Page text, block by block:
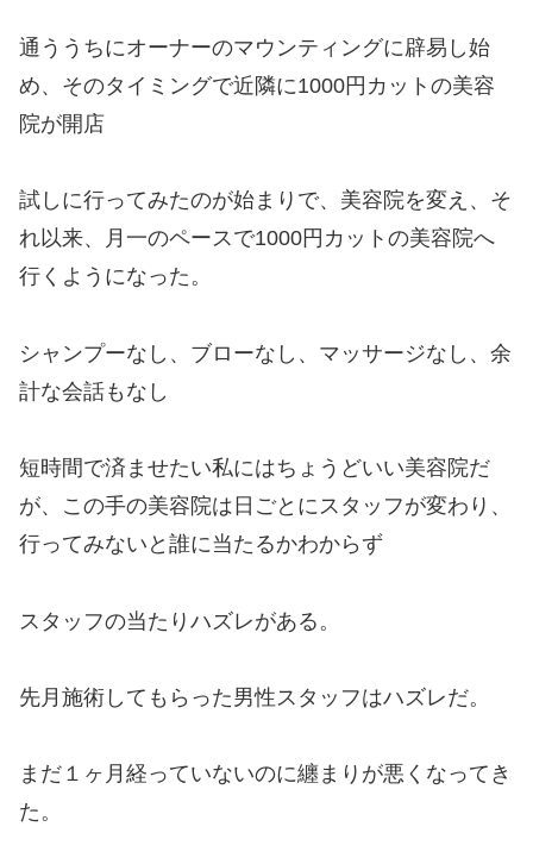
通ううちにオーナーのマウンティングに辟易し始
め、そのタイミングで近隣に1000円カットの美容
院が開店
試しに行ってみたのが始まりで、美容院を変え、そ
れ以来、月一のペースで1000円カットの美容院へ
行くようになった。
シャンプーなし、ブローなし、マッサージなし、余
計な会話もなし
短時間で済ませたい私にはちょうどいい美容院だ
が、この手の美容院は日ごとにスタッフが変わり、
行ってみないと誰に当たるかわからず
スタッフの当たりハズレがある。
先月施術してもらった男性スタッフはハズレだ。
まだ１ヶ月経っていないのに纏まりが悪くなってき
た。